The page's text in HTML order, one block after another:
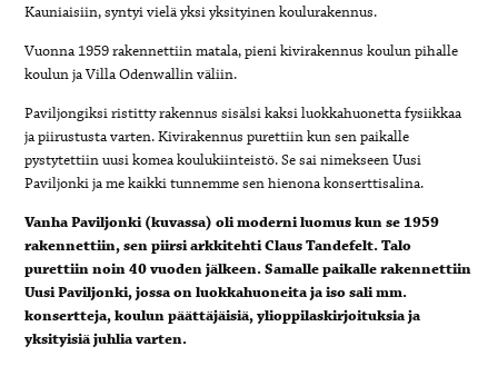
Kauniaisiin, syntyi vielä yksi yksityinen koulurakennus.
Vuonna 1959 rakennettiin matala, pieni kivirakennus koulun pihalle
koulun ja Villa Odenwallin väliin.
Paviljongiksi ristitty rakennus sisälsi kaksi luokkahuonetta fysiikkaa
ja piirustusta varten. Kivirakennus purettiin kun sen paikalle
pystytettiin uusi komea koulukiinteistö. Se sai nimekseen Uusi
Paviljonki ja me kaikki tunnemme sen hienona konserttisalina.
Vanha Paviljonki (kuvassa) oli moderni luomus kun se 1959
rakennettiin, sen piirsi arkkitehti Claus Tandefelt. Talo
purettiin noin 40 vuoden jälkeen. Samalle paikalle rakennettiin
Uusi Paviljonki, jossa on luokkahuoneita ja iso sali mm.
konsertteja, koulun päättäjäisiä, ylioppilaskirjoituksia ja
yksityisiä juhlia varten.